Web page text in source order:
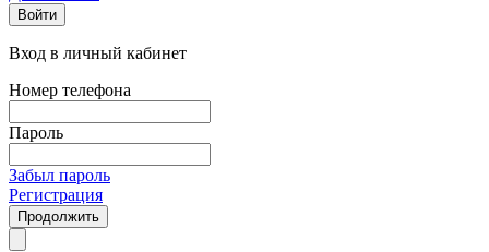
Войти
Вход в личный кабинет
Номер телефона
Пароль
Забыл пароль
Регистрация
Продолжить